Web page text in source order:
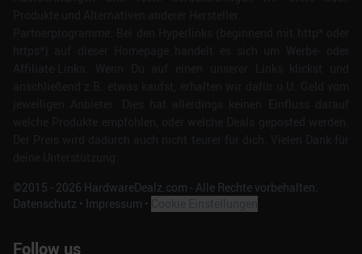
©2015 - 2026 HardwareDealz.com - Alle Rechte vorbehalten.
Datenschutz • Impressum •
Follow us